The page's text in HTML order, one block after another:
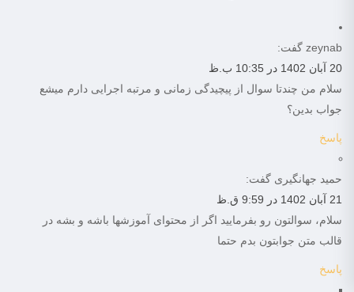
zeynab گفت:
20 آبان 1402 در 10:35 ب.ظ
سلام من چندتا سوال از پیچیدگی زمانی و مرتبه اجرایی دارم میشع
جواب بدین؟
پاسخ
حمید جهانگیری گفت:
21 آبان 1402 در 9:59 ق.ظ
سلام، سوالتون رو بفرمایید اگر از محتوای آموزشها باشه و بشه در
قالب متن جوابتون بدم حتما
پاسخ